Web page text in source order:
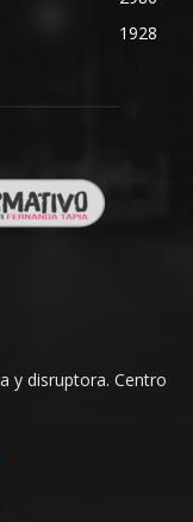
1928
y disruptora. Centro